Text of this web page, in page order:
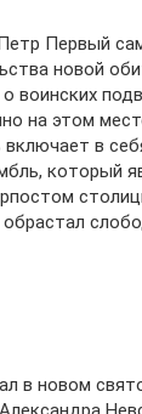
Первый
новой
воинских
на этом
в
который
в новом